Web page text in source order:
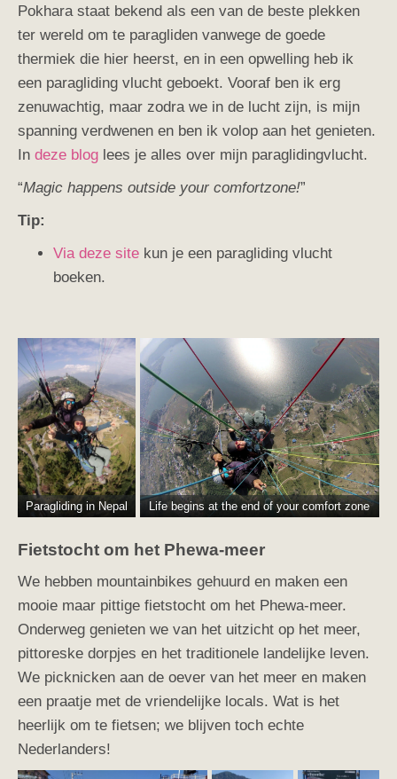
Pokhara staat bekend als een van de beste plekken
ter wereld om te paragliden vanwege de goede
thermiek die hier heerst, en in een opwelling heb ik
een paragliding vlucht geboekt. Vooraf ben ik erg
zenuwachtig, maar zodra we in de lucht zijn, is mijn
spanning verdwenen en ben ik volop aan het genieten.
In deze blog lees je alles over mijn paraglidingvlucht.
“Magic happens outside your comfortzone!”
Tip:
Via deze site kun je een paragliding vlucht
boeken.
Paragliding in Nepal Life begins at the end of your comfort zone
Fietstocht om het Phewa-meer
We hebben mountainbikes gehuurd en maken een
mooie maar pittige fietstocht om het Phewa-meer.
Onderweg genieten we van het uitzicht op het meer,
pittoreske dorpjes en het traditionele landelijke leven.
We picknicken aan de oever van het meer en maken
een praatje met de vriendelijke locals. Wat is het
heerlijk om te fietsen; we blijven toch echte
Nederlanders!